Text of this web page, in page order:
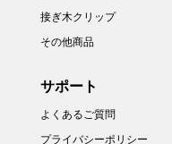
接ぎ木クリップ
その他商品
サポート
よくあるご質問
プライバシーポリシー